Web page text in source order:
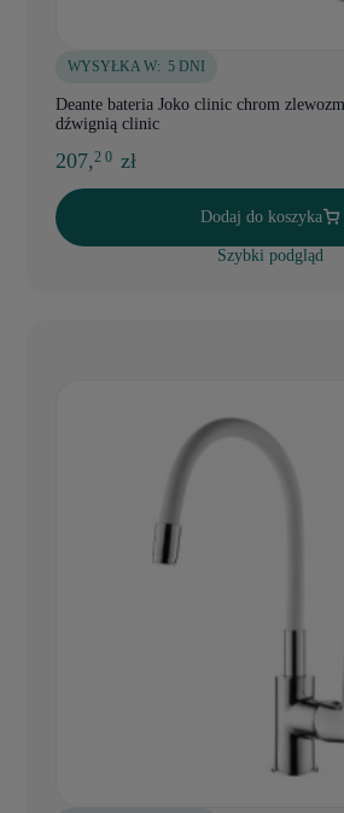
WYSYŁKA W: 5 DNI
Deante bateria Joko clinic chrom
dźwignią clinic
207,2 0 zł
Dodaj do koszyka
Szybki podgląd